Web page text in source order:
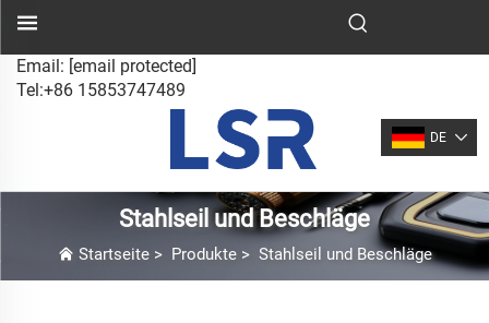
Email: [email protected]
Tel:+86 15853747489
DE
Stahlseil und Beschläge
Startseite> Produkte> Stahlseil und Beschläge